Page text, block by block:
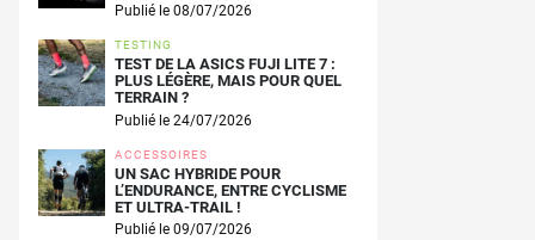
Publié le 08/07/2026
TESTING
TEST DE LA ASICS FUJI LITE 7 :
PLUS LÉGÈRE, MAIS POUR QUEL
TERRAIN ?
Publié le 24/07/2026
ACCESSOIRES
UN SAC HYBRIDE POUR
L’ENDURANCE, ENTRE CYCLISME
ET ULTRA-TRAIL !
Publié le 09/07/2026